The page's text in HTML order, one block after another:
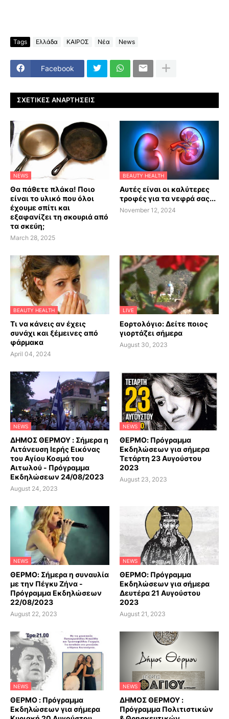
Tags Ελλάδα ΚΑΙΡΟΣ Νέα News
Facebook
ΣΧΕΤΙΚΈΣ ΑΝΑΡΤΉΣΕΙΣ
NEWS
Θα πάθετε πλάκα! Ποιο
είναι το υλικό που όλοι
έχουμε σπίτι και
εξαφανίζει τη σκουριά από
τα σκεύη;
March 28, 2025
BEAUTY HEALTH
Αυτές είναι οι καλύτερες
τροφές για τα νεφρά σας...
November 12, 2024
BEAUTY HEALTH
Τι να κάνεις αν έχεις
συνάχι και ξέμεινες από
φάρμακα
April 04, 2024
LIVE
Εορτολόγιο: Δείτε ποιος
γιορτάζει σήμερα
August 30, 2023
NEWS
ΔΗΜΟΣ ΘΕΡΜΟΥ : Σήμερα η
Λιτάνευση Ιερής Εικόνας
του Αγίου Κοσμά του
Αιτωλού - Πρόγραμμα
Εκδηλώσεων 24/08/2023
August 24, 2023
NEWS
ΘΕΡΜΟ: Πρόγραμμα
Εκδηλώσεων για σήμερα
Τετάρτη 23 Αυγούστου
2023
August 23, 2023
NEWS
ΘΕΡΜΟ: Σήμερα η συναυλία
με την Πέγκυ Ζήνα -
Πρόγραμμα Εκδηλώσεων
22/08/2023
August 22, 2023
NEWS
ΘΕΡΜΟ: Πρόγραμμα
Εκδηλώσεων για σήμερα
Δευτέρα 21 Αυγούστου
2023
August 21, 2023
NEWS
ΘΕΡΜΟ : Πρόγραμμα
Εκδηλώσεων για σήμερα
NEWS
ΔΗΜΟΣ ΘΕΡΜΟΥ :
Πρόγραμμα Πολιτιστικών